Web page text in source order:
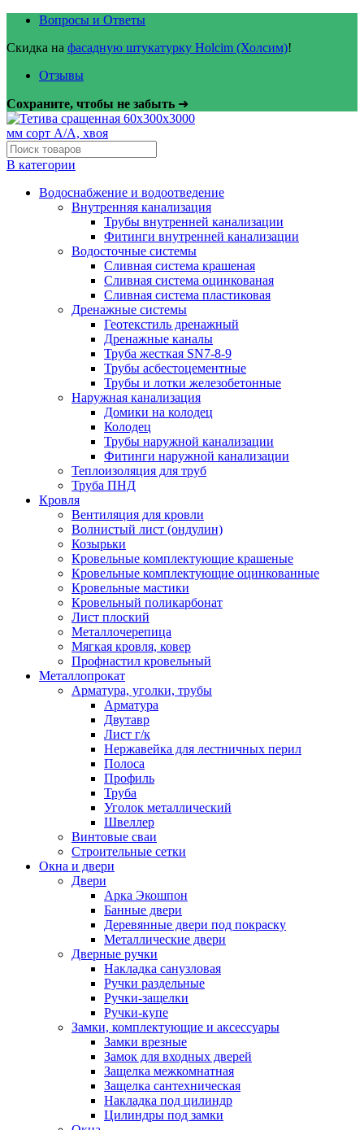
Вопросы и Ответы
Скидка на фасадную штукатурку Holcim (Холсим)!
Отзывы
Сохраните, чтобы не забыть ➜
В категории
Водоснабжение и водоотведение
Внутренняя канализация
Трубы внутренней канализации
Фитинги внутренней канализации
Водосточные системы
Сливная система крашеная
Сливная система оцинкованая
Сливная система пластиковая
Дренажные системы
Геотекстиль дренажный
Дренажные каналы
Труба жесткая SN7-8-9
Трубы асбестоцементные
Трубы и лотки железобетонные
Наружная канализация
Домики на колодец
Колодец
Трубы наружной канализации
Фитинги наружной канализации
Теплоизоляция для труб
Труба ПНД
Кровля
Вентиляция для кровли
Волнистый лист (ондулин)
Козырьки
Кровельные комплектующие крашеные
Кровельные комплектующие оцинкованные
Кровельные мастики
Кровельный поликарбонат
Лист плоский
Металлочерепица
Мягкая кровля, ковер
Профнастил кровельный
Металлопрокат
Арматура, уголки, трубы
Арматура
Двутавр
Лист г/к
Нержавейка для лестничных перил
Полоса
Профиль
Труба
Уголок металлический
Швеллер
Винтовые сваи
Строительные сетки
Окна и двери
Двери
Арка Экошпон
Банные двери
Деревянные двери под покраску
Металлические двери
Дверные ручки
Накладка санузловая
Ручки раздельные
Ручки-защелки
Ручки-купе
Замки, комплектующие и аксессуары
Замки врезные
Замок для входных дверей
Защелка межкомнатная
Защелка сантехническая
Накладка под цилиндр
Цилиндры под замки